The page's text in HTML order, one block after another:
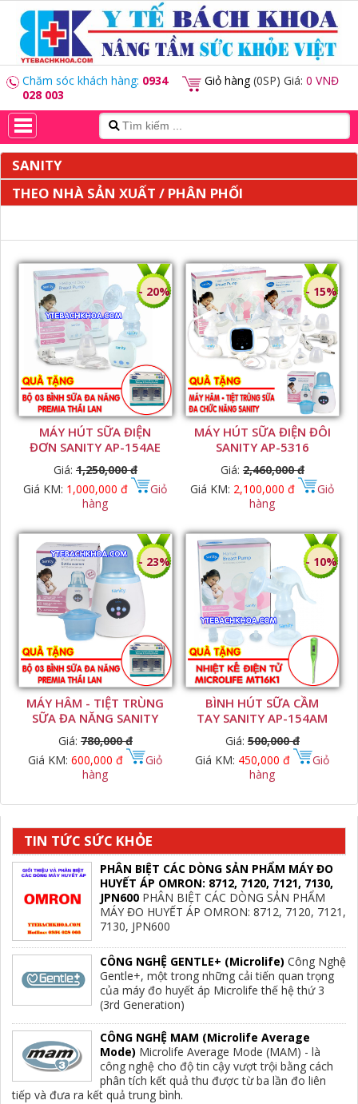
Chăm sóc khách hàng: 0934
028 003
Giỏ hàng(0SP) Giá: 0 VNĐ
SANITY
THEO NHÀ SẢN XUẤT / PHÂN PHỐI
MÁY HÚT SỮA ĐIỆN
ĐƠN SANITY AP-154AE
Giá: 1,250,000 đ
Giá KM: 1,000,000 đ
Giỏ
hàng
- 20%
MÁY HÚT SỮA ĐIỆN ĐÔI
SANITY AP-5316
Giá: 2,460,000 đ
Giá KM: 2,100,000 đ
Giỏ
hàng
- 15%
MÁY HÂM - TIỆT TRÙNG
SỮA ĐA NĂNG SANITY
Giá: 780,000 đ
Giá KM:600,000 đ
Giỏ
hàng
- 23%
BÌNH HÚT SỮA CẦM
TAY SANITY AP-154AM
Giá: 500,000 đ
Giá KM: 450,000 đ
Giỏ
hàng
- 10%
TIN TỨC SỨC KHỎE
PHÂN BIỆT CÁC DÒNG SẢN PHẨM MÁY ĐO
HUYẾT ÁP OMRON: 8712, 7120, 7121, 7130,
JPN600 PHÂN BIỆT CÁC DÒNG SẢN PHẨM
MÁY ĐO HUYẾT ÁP OMRON: 8712, 7120, 7121,
7130, JPN600
CÔNG NGHỆ GENTLE+ (Microlife) Công Nghệ
Gentle+, một trong những cải tiến quan trọng
của máy đo huyết áp Microlife thế hệ thứ 3
(3rd Generation)
CÔNG NGHỆ MAM (Microlife Average
Mode) Microlife Average Mode (MAM) - là
công nghệ cho độ tin cậy vượt trội bằng cách
phân tích kết quả thu được từ ba lần đo liên
tiếp và đưa ra kết quả trung bình.